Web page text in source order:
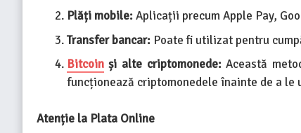
Plăți mobile:Aplicații precum Apple Pay,
Transfer bancar:Poate fi utilizat pentru
Bitcoinși alte criptomonede:Această
funcționează criptomonedele înainte de a le
Atenție la Plata Online